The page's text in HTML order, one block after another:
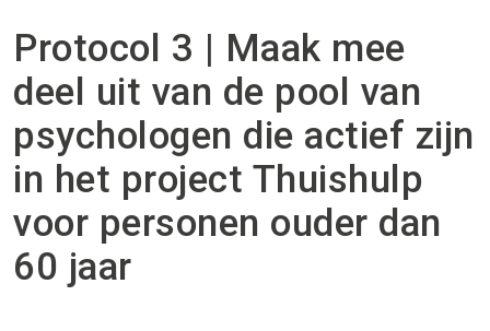
Protocol 3 | Maak mee
deel uit van de pool van
psychologen die actief zijn
in het project Thuishulp
voor personen ouder dan
60 jaar